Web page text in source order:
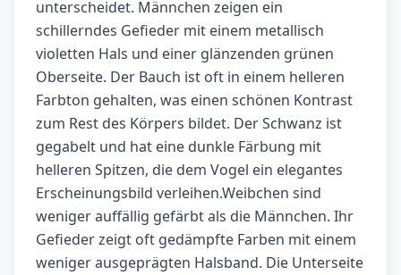
unterscheidet. Männchen zeigen ein
schillerndes Gefieder mit einem metallisch
violetten Hals und einer glänzenden grünen
Oberseite. Der Bauch ist oft in einem helleren
Farbton gehalten, was einen schönen Kontrast
zum Rest des Körpers bildet. Der Schwanz ist
gegabelt und hat eine dunkle Färbung mit
helleren Spitzen, die dem Vogel ein elegantes
Erscheinungsbild verleihen.Weibchen sind
weniger auffällig gefärbt als die Männchen. Ihr
Gefieder zeigt oft gedämpfte Farben mit einem
weniger ausgeprägten Halsband. Die Unterseite